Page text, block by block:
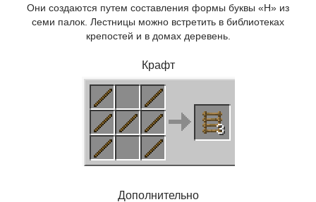
Они создаются путем составления формы буквы «Н» из
семи палок. Лестницы можно встретить в библиотеках
крепостей и в домах деревень.
Крафт
Дополнительно